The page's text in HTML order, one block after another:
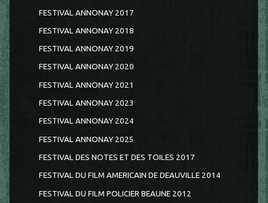
FESTIVAL ANNONAY 2017
FESTIVAL ANNONAY 2018
FESTIVAL ANNONAY 2019
FESTIVAL ANNONAY 2020
FESTIVAL ANNONAY 2021
FESTIVAL ANNONAY 2023
FESTIVAL ANNONAY 2024
FESTIVAL ANNONAY 2025
FESTIVAL DES NOTES ET DES TOILES 2017
FESTIVAL DU FILM AMERICAIN DE DEAUVILLE 2014
FESTIVAL DU FILM POLICIER BEAUNE 2012